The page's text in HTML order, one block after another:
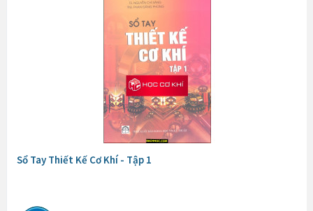
Sổ Tay Thiết Kế Cơ Khí - Tập 1